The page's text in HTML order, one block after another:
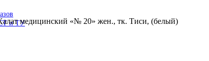
и ТУмедицинский «№ 20» жен., тк. Тиси, (белый)